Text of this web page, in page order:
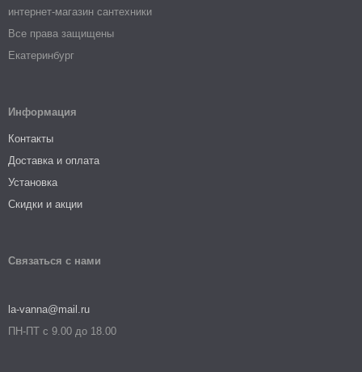
интернет-магазин сантехники
Все права защищены
Екатеринбург
Информация
Контакты
Доставка и оплата
Установка
Скидки и акции
Связаться с нами
la-vanna@mail.ru
ПН-ПТ с 9.00 до 18.00